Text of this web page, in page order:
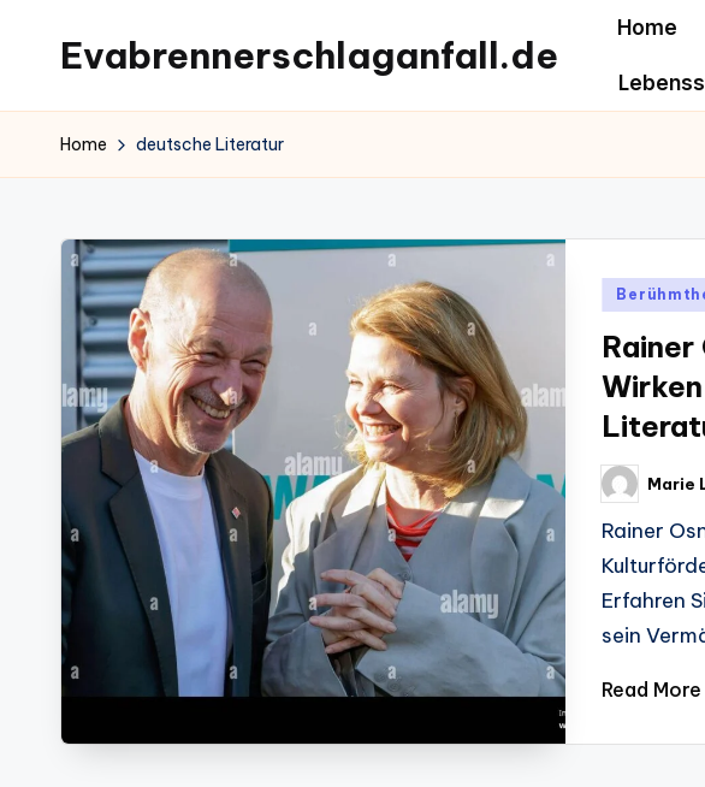
content
Evabrennerschlaganfall.de
Home
Home deutsche Literatur
Posted
Rainer
Posted
by
Marie
Rainer
Erfahren
sein
Read More